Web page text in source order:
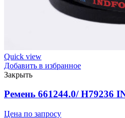
Quick view
Добавить в избранное
Закрыть
Ремень 661244.0/ H79236
Цена по запросу